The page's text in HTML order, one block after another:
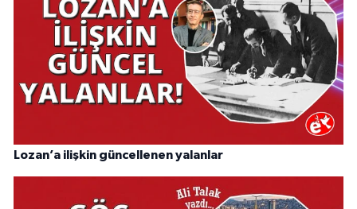
Lozan’a ilişkin güncellenen yalanlar